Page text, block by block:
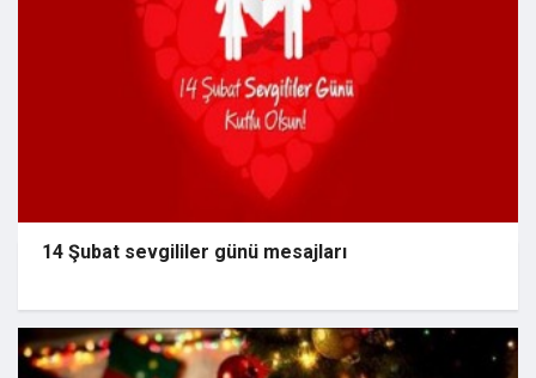
14 Şubat sevgililer günü mesajları